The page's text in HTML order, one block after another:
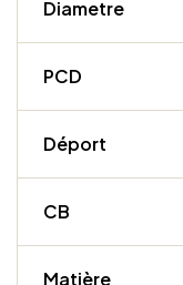
Diametre
PCD
Déport
CB
Matière